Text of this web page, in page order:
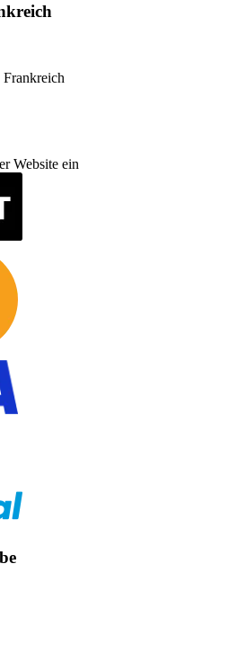
Website ein